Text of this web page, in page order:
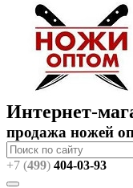
Интернет-
продажа ножей
+7 (499) 404-03-93